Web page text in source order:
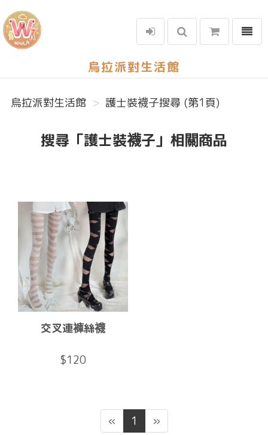
烏拉派對生活館
選單
烏拉派對生活館 護士裝襪子搜尋 (第1頁)
搜尋「護士裝襪子」相關商品
交叉連褲絲襪
$120
« 1 »